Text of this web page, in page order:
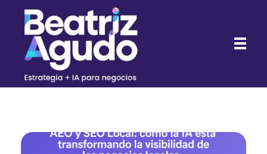
Beatriz Agudo - Consultora de Marketing Digital con IA para negocios
Consultora de Marketing Digital con IA para negocios